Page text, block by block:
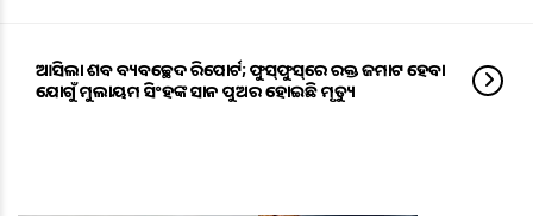
ଆସିଲା ଶବ ବ୍ୟବଚ୍ଛେଦ ରିପୋର୍ଟ; ଫୁସ୍‌ଫୁସ୍‌ରେ ରକ୍ତ ଜମାଟ ହେବା
ଯୋଗୁଁ ମୁଲାୟମ ସିଂହଙ୍କ ସାନ ପୁଅର ହୋଇଛି ମୃତ୍ୟୁ